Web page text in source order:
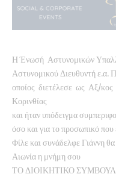
Η Ένωσή Αστυνομικών
Αστυνομικού Διευθυντή
οποίος διετέλεσε ως Αξ/
Κορινθίας
και ήταν υπόδειγμα
όσο και για το προσωπικό που
Φίλε και συνάδελφε Γιάννη
Αιωνία η μνήμη σου
ΤΟ ΔΙΟΙΚΗΤΙΚΟ